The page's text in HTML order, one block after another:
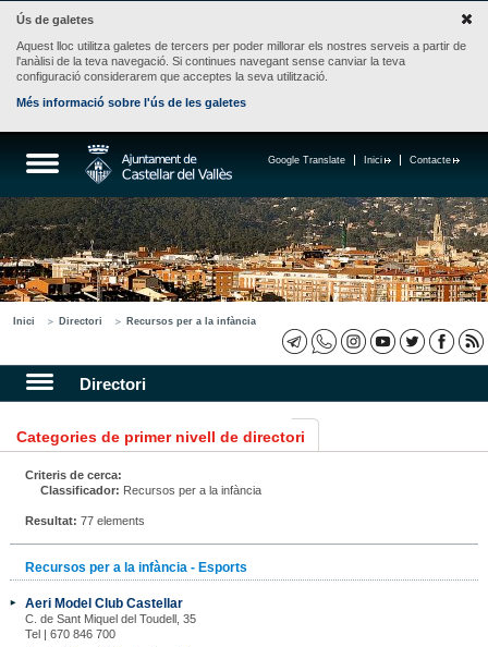
Ús de galetes
Aquest lloc utilitza galetes de tercers per poder millorar els nostres serveis a partir de
l'anàlisi de la teva navegació. Si continues navegant sense canviar la teva
configuració considerarem que acceptes la seva utilització.
Més informació sobre l'ús de les galetes
Contacte
Inici
Google Translate
Inici Directori Recursos per a la infància
Directori
Categories de primer nivell de directori
Criteris de cerca:
Classificador: Recursos per a la infància
Resultat: 77 elements
Recursos per a la infància - Esports
Aeri Model Club Castellar
C. de Sant Miquel del Toudell, 35
Tel | 670 846 700